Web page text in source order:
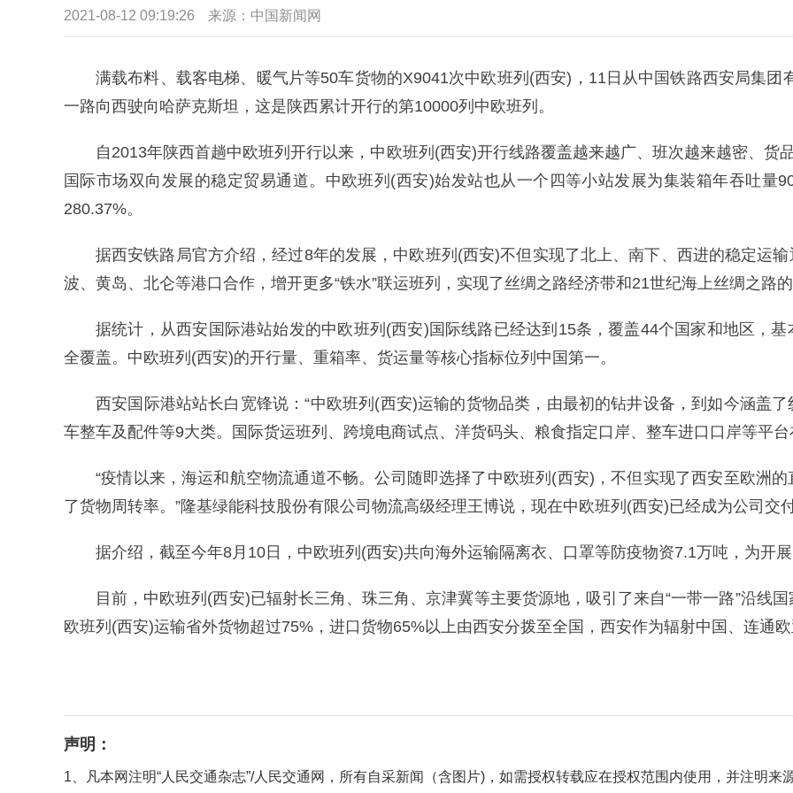
2021-08-12 09:19:26 来源：中国新闻网
满载布料、载客电梯、暖气片等50车货物的X9041次中欧班列(西安)，11日从中国铁路西安局集团
一路向西驶向哈萨克斯坦，这是陕西累计开行的第10000列中欧班列。
自2013年陕西首趟中欧班列开行以来，中欧班列(西安)开行线路覆盖越来越广、班次越来越密、货
国际市场双向发展的稳定贸易通道。中欧班列(西安)始发站也从一个四等小站发展为集装箱年吞吐量
280.37%。
据西安铁路局官方介绍，经过8年的发展，中欧班列(西安)不但实现了北上、南下、西进的稳定运
波、黄岛、北仑等港口合作，增开更多“铁水”联运班列，实现了丝绸之路经济带和21世纪海上丝绸之路
据统计，从西安国际港站始发的中欧班列(西安)国际线路已经达到15条，覆盖44个国家和地区，
全覆盖。中欧班列(西安)的开行量、重箱率、货运量等核心指标位列中国第一。
西安国际港站站长白宽锋说：“中欧班列(西安)运输的货物品类，由最初的钻井设备，到如今涵盖
车整车及配件等9大类。国际货运班列、跨境电商试点、洋货码头、粮食指定口岸、整车进口口岸等平
“疫情以来，海运和航空物流通道不畅。公司随即选择了中欧班列(西安)，不但实现了西安至欧洲
了货物周转率。”隆基绿能科技股份有限公司物流高级经理王博说，现在中欧班列(西安)已经成为公司交
据介绍，截至今年8月10日，中欧班列(西安)共向海外运输隔离衣、口罩等防疫物资7.1万吨，为开
目前，中欧班列(西安)已辐射长三角、珠三角、京津冀等主要货源地，吸引了来自“一带一路”沿线
欧班列(西安)运输省外货物超过75%，进口货物65%以上由西安分拨至全国，西安作为辐射中国、连通
声明：
1、凡本网注明“人民交通杂志”/人民交通网，所有自采新闻（含图片)，如需授权转载应在授权范围内使用，并注明来